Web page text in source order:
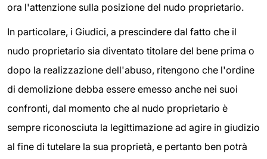
ora l'attenzione sulla posizione del nudo proprietario.
In particolare, i Giudici, a prescindere dal fatto che il
nudo proprietario sia diventato titolare del bene prima o
dopo la realizzazione dell'abuso, ritengono che l'ordine
di demolizione debba essere emesso anche nei suoi
confronti, dal momento che al nudo proprietario è
sempre riconosciuta la legittimazione ad agire in giudizio
al fine di tutelare la sua proprietà, e pertanto ben potrà